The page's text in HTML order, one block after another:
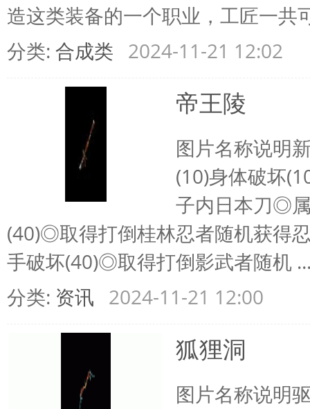
造这类装备的一个职业，工匠一共
分类: 合成类 2024-11-21 12:02
帝王陵
图片名称说明
(10)身体破坏
子内日本刀◎
(40)◎取得打倒桂林忍者随机获
手破坏(40)◎取得打倒影武者随机
分类: 资讯 2024-11-21 12:00
狐狸洞
图片名称说明